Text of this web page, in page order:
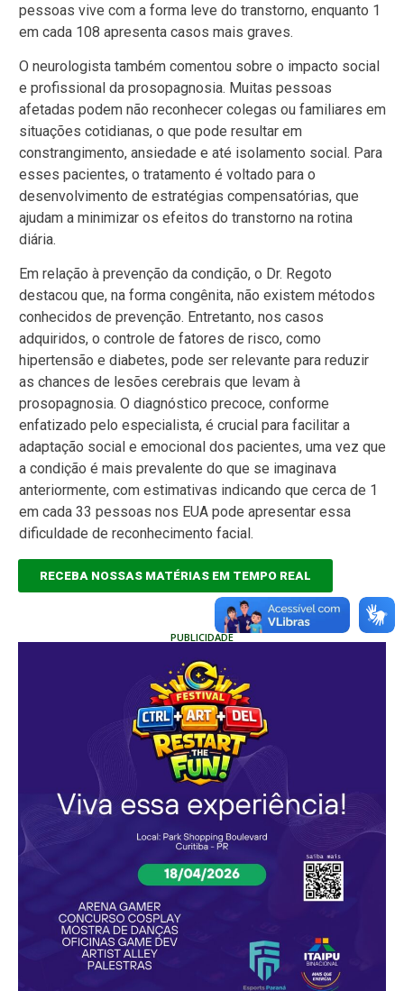
pessoas vive com a forma leve do transtorno, enquanto 1
em cada 108 apresenta casos mais graves.
O neurologista também comentou sobre o impacto social
e profissional da prosopagnosia. Muitas pessoas
afetadas podem não reconhecer colegas ou familiares em
situações cotidianas, o que pode resultar em
constrangimento, ansiedade e até isolamento social. Para
esses pacientes, o tratamento é voltado para o
desenvolvimento de estratégias compensatórias, que
ajudam a minimizar os efeitos do transtorno na rotina
diária.
Em relação à prevenção da condição, o Dr. Regoto
destacou que, na forma congênita, não existem métodos
conhecidos de prevenção. Entretanto, nos casos
adquiridos, o controle de fatores de risco, como
hipertensão e diabetes, pode ser relevante para reduzir
as chances de lesões cerebrais que levam à
prosopagnosia. O diagnóstico precoce, conforme
enfatizado pelo especialista, é crucial para facilitar a
adaptação social e emocional dos pacientes, uma vez que
a condição é mais prevalente do que se imaginava
anteriormente, com estimativas indicando que cerca de 1
em cada 33 pessoas nos EUA pode apresentar essa
dificuldade de reconhecimento facial.
RECEBA NOSSAS MATÉRIAS EM TEMPO REAL
PUBLICIDADE